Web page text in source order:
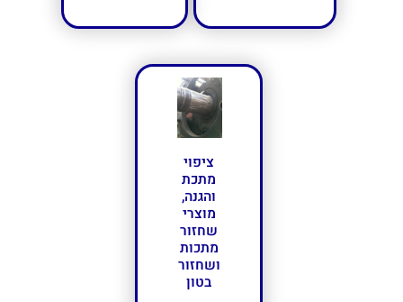
ציפוי
מתכת
והגנה,
מוצרי
שחזור
מתכות
ושחזור
בטון